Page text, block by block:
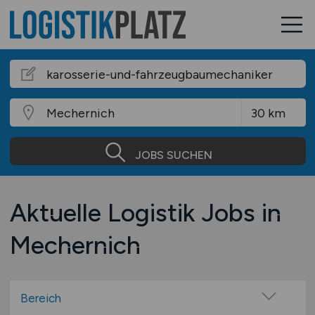
JOBS SUCHEN
Aktuelle Logistik Jobs in
Mechernich
Bereich